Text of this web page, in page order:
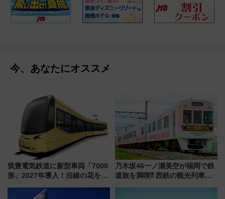
今、あなたにオススメ
筑豊電気鉄道に新型車両「7000
形」2027年導入！沿線の花をイ
内は落ち着いたゆとりある空間
乃木坂46一ノ瀬美空が福岡で鉄
道旅を満喫⁈ 西鉄の観光列車